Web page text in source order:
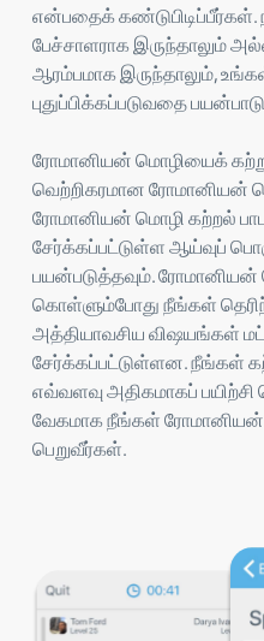
என்பதைக்
பேச்சாளராக இருந்தாலும்
ஆரம்பமாக இருந்தாலும்,
புதுப்பிக்கப்படுவதை
ரோமானியன் மொழியைக்
வெற்றிகரமான ரோமானியன்
ரோமானியன் மொழி கற்றல்
சேர்க்கப்பட்டுள்ள ஆய்வுப்
பயன்படுத்தவும்.
கொள்ளும்போது நீங்கள்
அத்தியாவசிய விஷயங்கள்
சேர்க்கப்பட்டுள்ளன.
எவ்வளவு அதிகமாகப்
வேகமாக நீங்கள் ரோமானியன்
பெறுவீர்கள்.